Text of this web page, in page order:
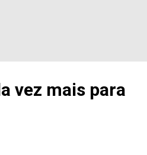
vez mais para